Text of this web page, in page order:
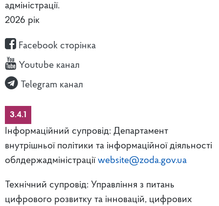
адміністрації.
2026 рік
Facebook сторінка
Youtube канал
Telegram канал
3.4.1
Інформаційний супровід: Департамент
внутрішньої політики та інформаційної діяльності
облдержадміністрації website@zoda.gov.ua
Технічний супровід: Управління з питань
цифрового розвитку та інновацій, цифрових